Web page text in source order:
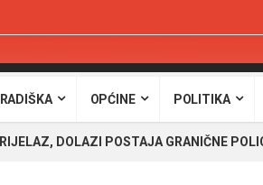
OPĆINE POLITIKA
DOLAZI POSTAJA GRANIČNE